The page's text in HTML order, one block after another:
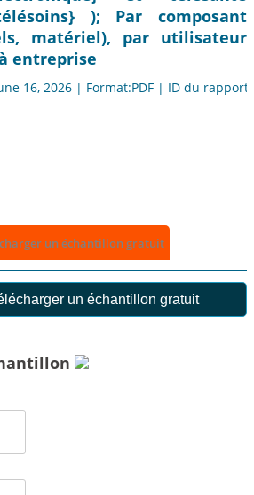
); Par composant
matériel), par utilisateur
entreprise
16, 2026 | Format:PDF | ID du
un échantillon gratuit
un échantillon gratuit